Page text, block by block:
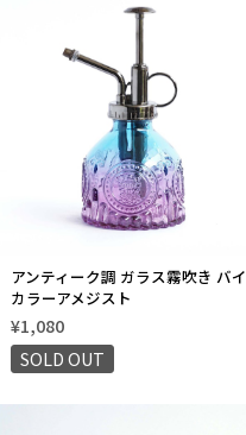
アンティーク調 ガラス霧吹き バイ
カラーアメジスト
¥1,080
SOLD OUT